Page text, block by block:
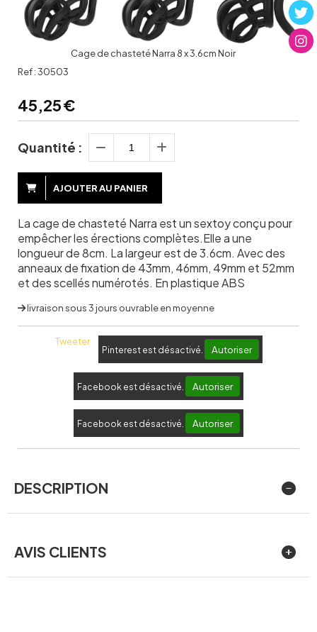
Cage de chasteté Narra 8 x 3.6cm Noir
Ref :30503
45,25€
Quantité :
AJOUTER AU PANIER
La cage de chasteté Narra est un sextoy conçu pour
empêcher les érections complètes.Elle a une
longueur de 8cm. La largeur est de 3.6cm. Avec des
anneaux de fixation de 43mm, 46mm, 49mm et 52mm
et des scellés numérotés. En plastique ABS
livraison sous 3 jours ouvrable en moyenne
Tweeter
Pinterest est désactivé. Autoriser
Facebook est désactivé. Autoriser
Facebook est désactivé. Autoriser
DESCRIPTION
AVIS CLIENTS